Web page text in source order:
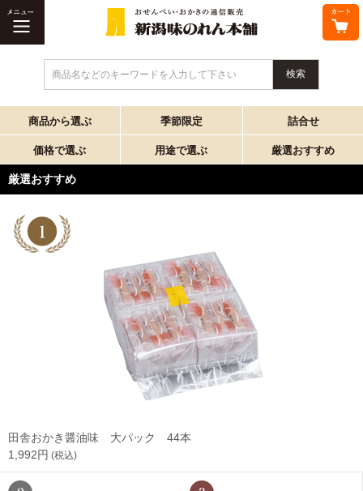
商品名などのキーワードを入力して下さい
商品から選ぶ 季節限定 詰合せ
価格で選ぶ 用途で選ぶ 厳選おすすめ
厳選おすすめ
田舎おかき醤油味 大パック 44本
1,992円 (税込)